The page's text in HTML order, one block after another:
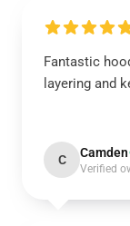
Fantastic
layering and
C Camden
Verified